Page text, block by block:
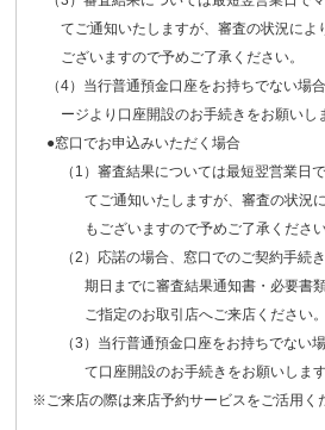
てご通知いたしますが、審査の状況によ
ございますので予めご了承ください。
（4）当行普通預金口座をお持ちでない場
ージより口座開設のお手続きをお願いし
●窓口でお申込みいただく場合
（1）審査結果については最短翌営業日
てご通知いたしますが、審査の状況
もございますので予めご了承ください
（2）応諾の場合、窓口でのご契約手続
期日までに審査結果通知書・必要書
ご指定のお取引店へご来店ください。
（3）当行普通預金口座をお持ちでない
て口座開設のお手続きをお願いします
※ご来店の際は来店予約サービスをご活用く